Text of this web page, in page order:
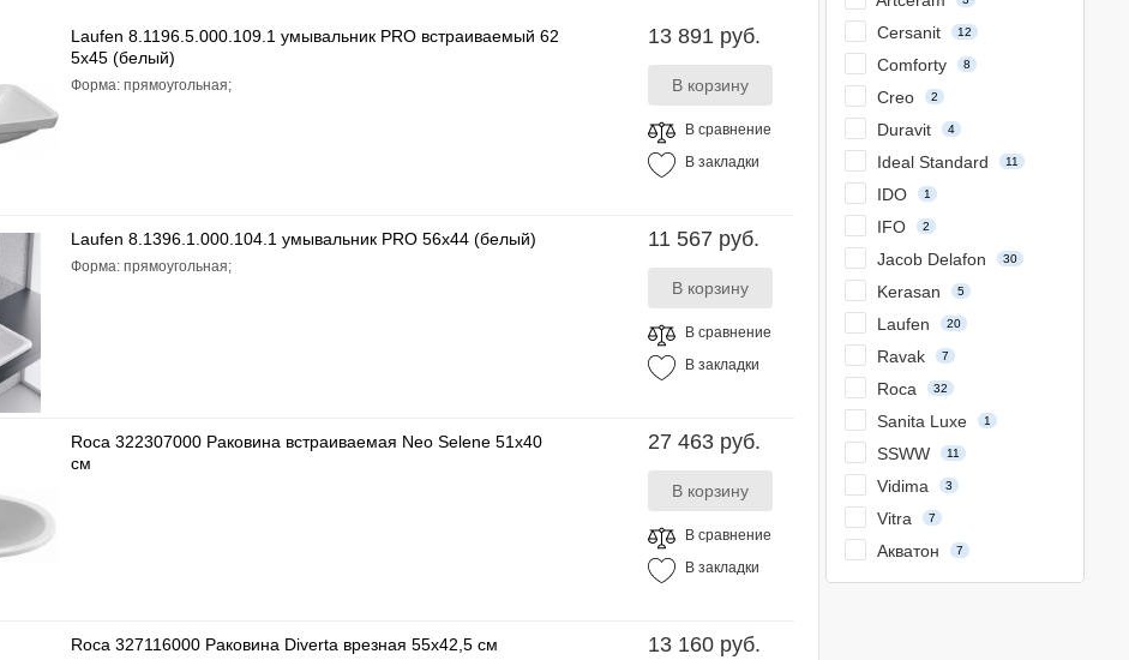
Laufen 8.1196.5.000.109.1 умывальник PRO встраиваемый 62
5х45 (белый)
Форма: прямоугольная;
13 891 руб.
В сравнение
В закладки
Laufen 8.1396.1.000.104.1 умывальник PRO 56х44 (белый)
Форма: прямоугольная;
11 567 руб.
В сравнение
В закладки
Roca 322307000 Раковина встраиваемая Neo Selene 51x40
см
27 463 руб.
В сравнение
В закладки
Roca 327116000 Раковина Diverta врезная 55x42,5 см 13 160 руб.
Cersanit 12
Comforty 8
Creo 2
Duravit 4
Ideal Standard 11
IDO 1
IFO 2
Jacob Delafon 30
Kerasan 5
Laufen 20
Ravak 7
Roca 32
Sanita Luxe 1
SSWW 11
Vidima 3
Vitra 7
Акватон 7